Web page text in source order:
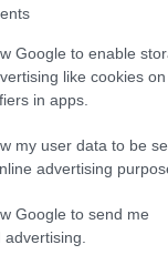
Google to enable
like cookies
in apps.
my user data to be
advertising
Google to send me
por
el primer mensaje